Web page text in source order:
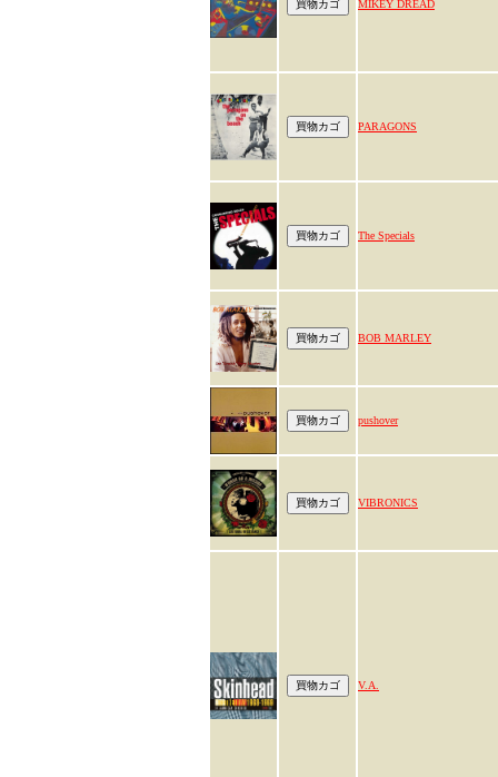
MIKEY DREAD
PARAGONS
The Specials
BOB MARLEY
pushover
VIBRONICS
V.A.